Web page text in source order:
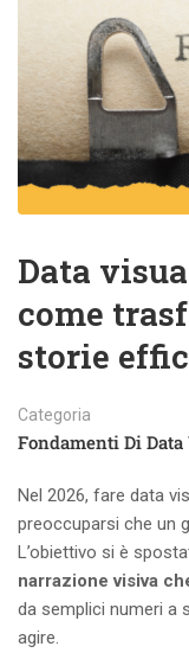
Data
come
storie
Categoria
Fondamenti Di
Nel 2026, fare data
preoccuparsi che un
L’obiettivo si è
narrazione visiva
da semplici numeri a
agire.